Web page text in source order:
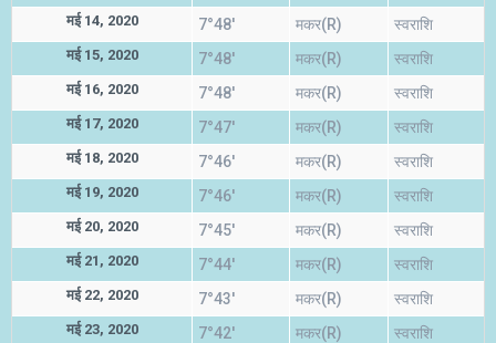
मई 14, 2020 7°48' मकर(R) स्वराशि
मई 15, 2020 7°48' मकर(R) स्वराशि
मई 16, 2020 7°48' मकर(R) स्वराशि
मई 17, 2020 7°47' मकर(R) स्वराशि
मई 18, 2020 7°46' मकर(R) स्वराशि
मई 19, 2020 7°46' मकर(R) स्वराशि
मई 20, 2020 7°45' मकर(R) स्वराशि
मई 21, 2020 7°44' मकर(R) स्वराशि
मई 22, 2020 7°43' मकर(R) स्वराशि
मई 23, 2020 7°42' मकर(R) स्वराशि